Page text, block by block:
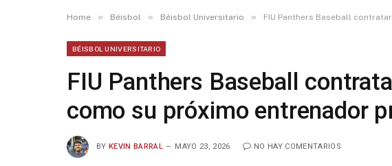
Home » Béisbol » Béisbol Universitario » FIU Panthers Baseball
BÉISBOL UNIVERSITARIO
FIU Panthers Baseball
como su próximo entrenador
BY KEVIN BARRAL MAYO 23, 2026 NO HAY COMENTARIOS